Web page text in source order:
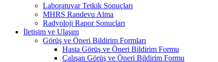
Laboratuvar Tetkik Sonuçları
MHRS Randevu Alma
Radyoloji Rapor Sonuçları
İletişim ve Ulaşım
Görüş ve Öneri Bildirim Formları
Hasta Görüş ve Öneri Bildirim Formu
Çalışan Görüş ve Öneri Bildirim Formu